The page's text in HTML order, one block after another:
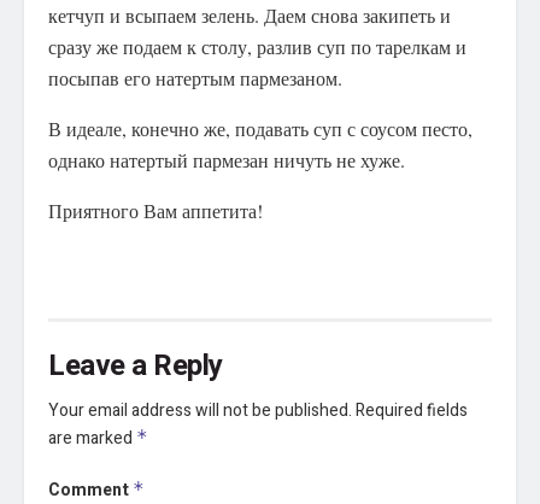
кетчуп и всыпаем зелень. Даем снова закипеть и
сразу же подаем к столу, разлив суп по тарелкам и
посыпав его натертым пармезаном.
В идеале, конечно же, подавать суп с соусом песто,
однако натертый пармезан ничуть не хуже.
Приятного Вам аппетита!
Leave a Reply
Your email address will not be published.Required fields
are marked *
Comment *